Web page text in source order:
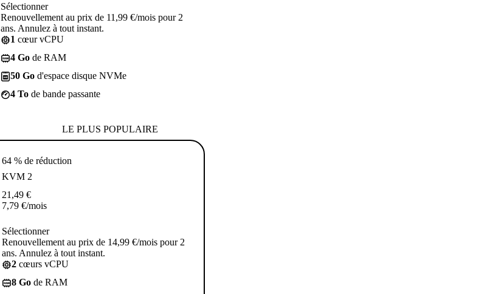
Sélectionner
Renouvellement au prix de 11,99 €/mois pour 2
ans. Annulez à tout instant.
1 cœur vCPU
4 Go de RAM
50 Go d'espace disque NVMe
4 To de bande passante
LE PLUS POPULAIRE
64 % de réduction
KVM 2
21,49 €
7,79 €/mois
Sélectionner
Renouvellement au prix de 14,99 €/mois pour 2
ans. Annulez à tout instant.
2 cœurs vCPU
8 Go de RAM